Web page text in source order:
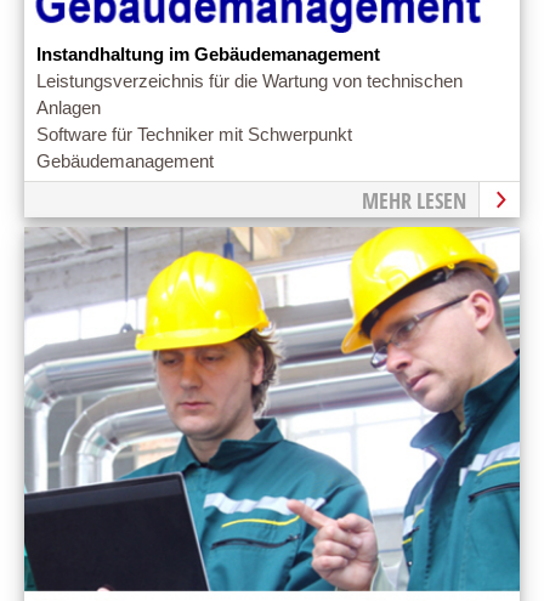
Instandhaltung im Gebäudemanagement
Leistungsverzeichnis für die Wartung von technischen
Anlagen
Software für Techniker mit Schwerpunkt
Gebäudemanagement
MEHR LESEN